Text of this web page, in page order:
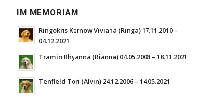
IM MEMORIAM
Ringokris Kernow Viviana (Ringa) 17.11.2010 –
04.12.2021
Tramin Rhyanna (Rianna) 04.05.2008 – 18.11.2021
Tenfield Tori (Alvin) 24.12.2006 – 14.05.2021